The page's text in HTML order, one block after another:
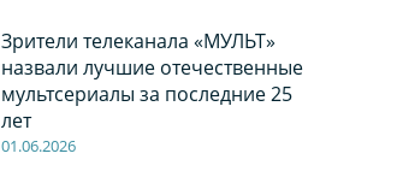
Зрители телеканала «МУЛЬТ»
назвали лучшие отечественные
мультсериалы за последние 25
лет
01.06.2026